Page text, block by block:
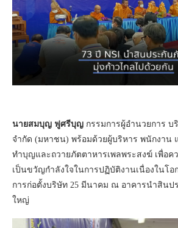
นายสมบุญ ฟูศรีบุญ กรรมการผู้อำนวยการ
จำกัด (มหาชน) พร้อมด้วยผู้บริหาร พนักงาน
ทำบุญและถวายภัตตาหารเพลพระสงฆ์ เพื่อค
เป็นขวัญกำลังใจในการปฏิบัติงานเนื่องในโอ
การก่อตั้งบริษัท 25 มีนาคม ณ อาคารนำสินป
ใหญ่